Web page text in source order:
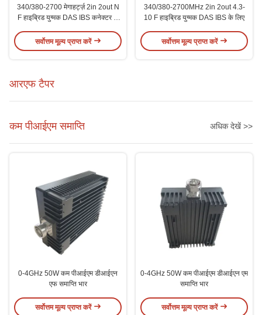
340/380-2700 मेगाहर्ट्ज़ 2in 2out N
F हाइब्रिड युग्मक DAS IBS कनेक्टर के
सर्वोत्तम मूल्य प्राप्त करें
340/380-2700MHz 2in 2out 4.3-
10 F हाइब्रिड युग्मक DAS IBS के लिए
सर्वोत्तम मूल्य प्राप्त करें
आरएफ टैपर
कम पीआईएम समाप्ति अधिक देखें >>
0-4GHz 50W कम पीआईएम डीआईएन
एफ समाप्ति भार
सर्वोत्तम मूल्य प्राप्त करें
0-4GHz 50W कम पीआईएम डीआईएन एम
समाप्ति भार
सर्वोत्तम मूल्य प्राप्त करें